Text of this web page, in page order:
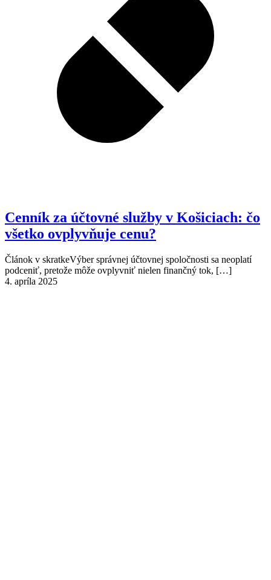
Cenník za účtovné služby v Košiciach: čo
všetko ovplyvňuje cenu?
Článok v skratkeVýber správnej účtovnej spoločnosti sa neoplatí
podceniť, pretože môže ovplyvniť nielen finančný tok, […]
4. apríla 2025